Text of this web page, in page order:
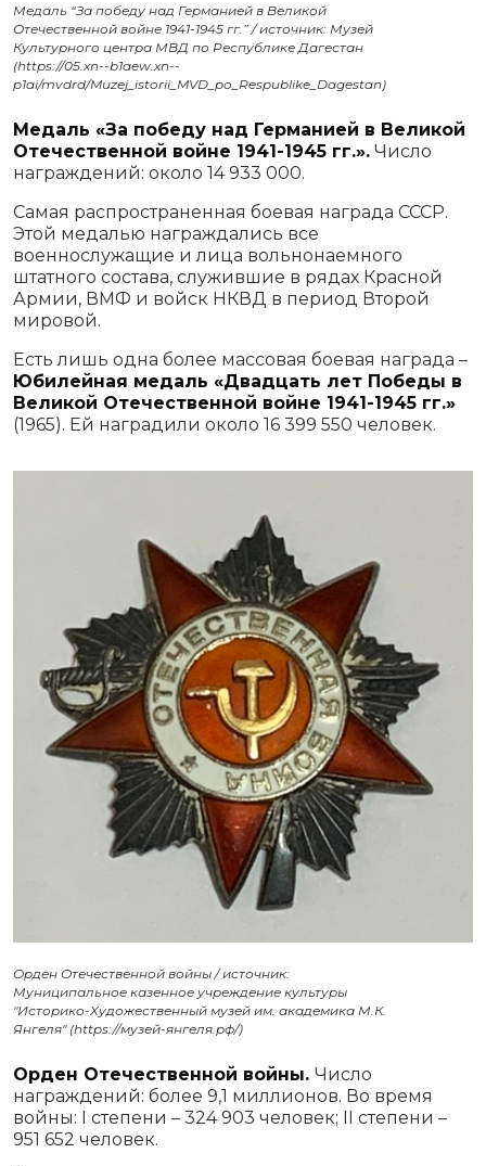
Медаль “За победу над Германией в Великой
Отечественной войне 1941-1945 гг.” / источник: Музей
Культурного центра МВД по Республике Дагестан
(https://05.xn--b1aew.xn--
p1ai/mvdrd/Muzej_istorii_MVD_po_Respublike_Dagestan)
Медаль «За победу над Германией в Великой
Отечественной войне 1941-1945 гг.». Число
награждений: около 14 933 000.
Самая распространенная боевая награда СССР.
Этой медалью награждались все
военнослужащие и лица вольнонаемного
штатного состава, служившие в рядах Красной
Армии, ВМФ и войск НКВД в период Второй
мировой.
Есть лишь одна более массовая боевая награда –
Юбилейная медаль «Двадцать лет Победы в
Великой Отечественной войне 1941-1945 гг.»
(1965). Ей наградили около 16 399 550 человек.
Орден Отечественной войны / источник:
Муниципальное казенное учреждение культуры
"Историко-Художественный музей им. академика М.К.
Янгеля" (https://музей-янгеля.рф/)
Орден Отечественной войны. Число
награждений: более 9,1 миллионов. Во время
войны: I степени – 324 903 человек; II степени –
951 652 человек.